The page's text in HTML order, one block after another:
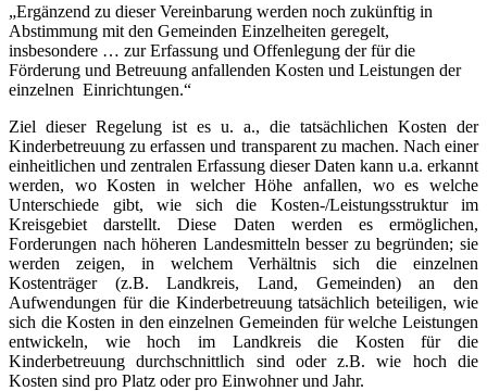
„Ergänzend zu dieser Vereinbarung werden noch zukünftig in
Abstimmung mit den Gemeinden Einzelheiten geregelt,
insbesondere … zur Erfassung und Offenlegung der für die
Förderung und Betreuung anfallenden Kosten und Leistungen der
einzelnen Einrichtungen.“
Ziel dieser Regelung ist es u. a., die tatsächlichen Kosten der
Kinderbetreuung zu erfassen und transparent zu machen. Nach einer
einheitlichen und zentralen Erfassung dieser Daten kann u.a. erkannt
werden, wo Kosten in welcher Höhe anfallen, wo es welche
Unterschiede gibt, wie sich die Kosten-/Leistungsstruktur im
Kreisgebiet darstellt. Diese Daten werden es ermöglichen,
Forderungen nach höheren Landesmitteln besser zu begründen; sie
werden zeigen, in welchem Verhältnis sich die einzelnen
Kostenträger (z.B. Landkreis, Land, Gemeinden) an den
Aufwendungen für die Kinderbetreuung tatsächlich beteiligen, wie
sich die Kosten in den einzelnen Gemeinden für welche Leistungen
entwickeln, wie hoch im Landkreis die Kosten für die
Kinderbetreuung durchschnittlich sind oder z.B. wie hoch die
Kosten sind pro Platz oder pro Einwohner und Jahr.